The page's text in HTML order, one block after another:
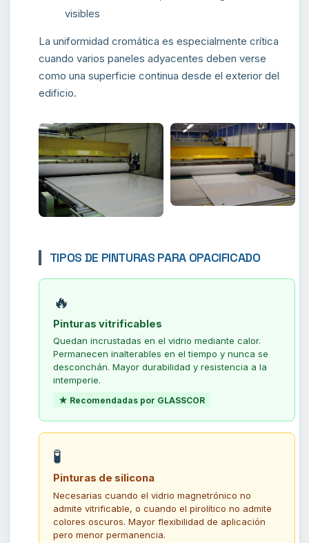
visibles
La uniformidad cromática es especialmente crítica
cuando varios paneles adyacentes deben verse
como una superficie continua desde el exterior del
edificio.
TIPOS DE PINTURAS PARA OPACIFICADO
🔥
Pinturas vitrificables
Quedan incrustadas en el vidrio mediante calor.
Permanecen inalterables en el tiempo y nunca se
desconchán. Mayor durabilidad y resistencia a la
intemperie.
★ Recomendadas por GLASSCOR
🧪
Pinturas de silicona
Necesarias cuando el vidrio magnetrónico no
admite vitrificable, o cuando el pirolítico no admite
colores oscuros. Mayor flexibilidad de aplicación
pero menor permanencia.